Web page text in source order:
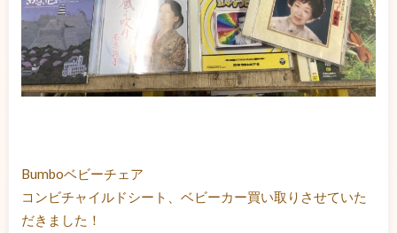
Bumboベビーチェア
コンビチャイルドシート、ベビーカー買い取りさせていた
だきました！